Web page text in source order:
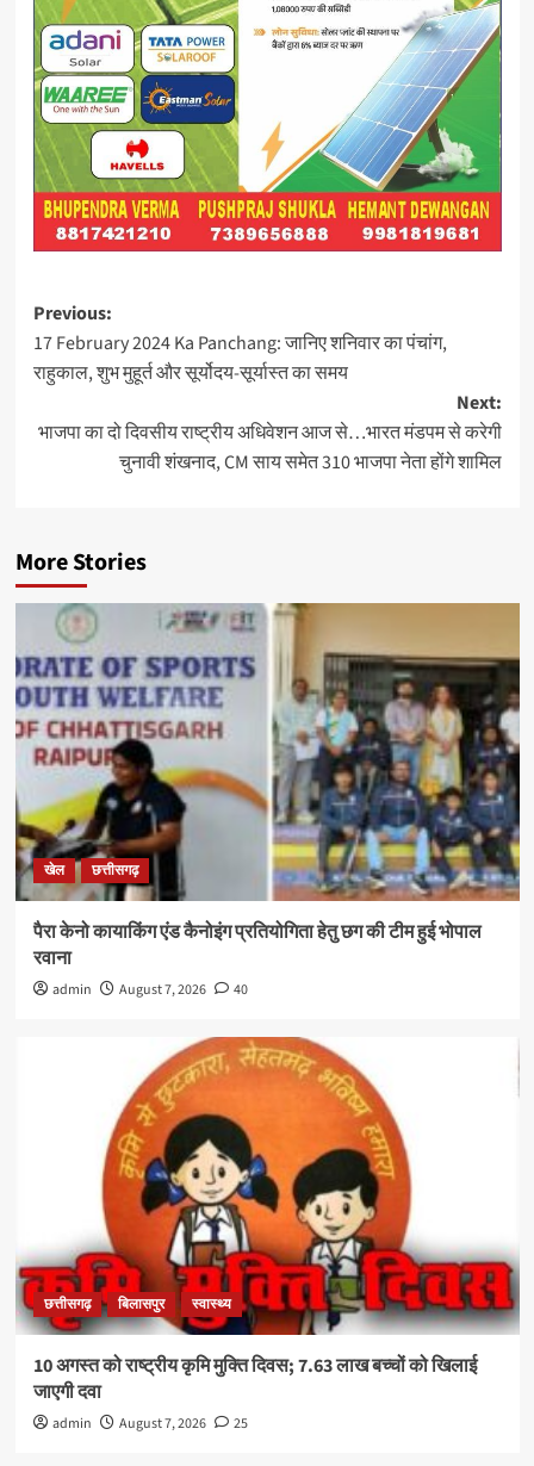
Post
navigation
Previous:
17 February 2024 Ka Panchang: जानिए शनिवार का पंचांग,
राहुकाल, शुभ मुहूर्त और सूर्योदय-सूर्यास्त का समय
Next:
भाजपा का दो दिवसीय राष्ट्रीय अधिवेशन आज से…भारत मंडपम से करेगी
चुनावी शंखनाद, CM साय समेत 310 भाजपा नेता होंगे शामिल
More Stories
खेल छत्तीसगढ़
पैरा केनो कायाकिंग एंड कैनोइंग प्रतियोगिता हेतु छग की टीम हुई भोपाल
रवाना
admin August 7, 2026 40
छत्तीसगढ़ बिलासपुर स्वास्थ्य
10 अगस्त को राष्ट्रीय कृमि मुक्ति दिवस; 7.63 लाख बच्चों को खिलाई
जाएगी दवा
admin August 7, 2026 25